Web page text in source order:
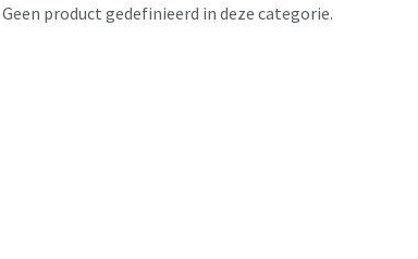
Geen product gedefinieerd in deze categorie.